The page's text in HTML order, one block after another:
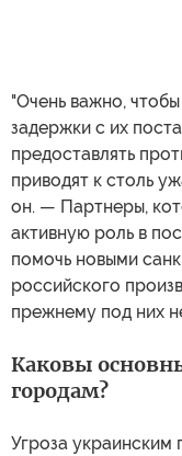
"Очень важно,
задержки с их
предоставлять
приводят к столь
он. — Партнеры,
активную роль в
помочь новыми
российского
прежнему под них
Каковы
городам?
Угроза украинским